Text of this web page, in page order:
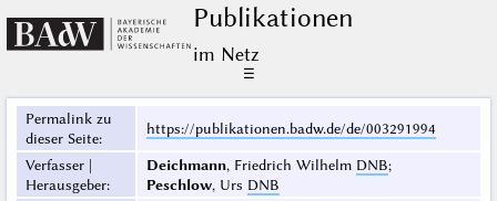
Publikationen
im Netz
☰
Permalink zu
dieser Seite:
https://publikationen.badw.de/de/003291994
Verfasser |
Herausgeber:
Deichmann, Friedrich Wilhelm DNB;
Peschlow, Urs DNB